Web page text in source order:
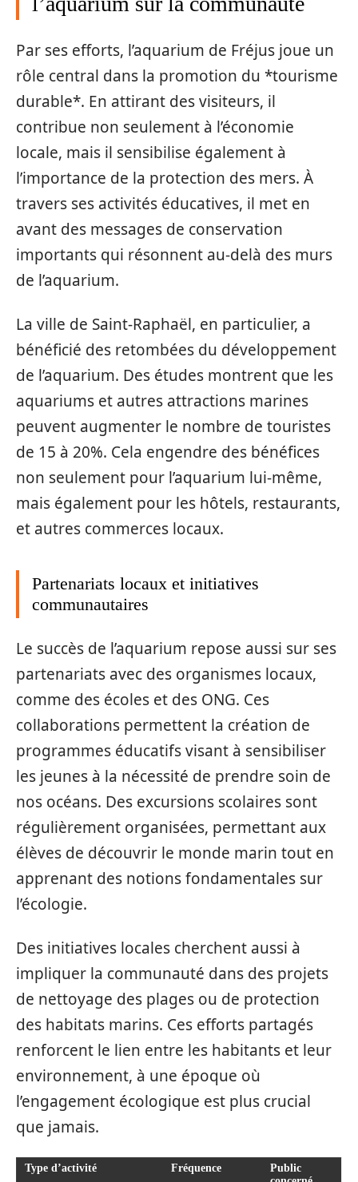
Par ses efforts, l’aquarium de Fréjus joue un
rôle central dans la promotion du *tourisme
durable*. En attirant des visiteurs, il
contribue non seulement à l’économie
locale, mais il sensibilise également à
l’importance de la protection des mers. À
travers ses activités éducatives, il met en
avant des messages de conservation
importants qui résonnent au-delà des murs
de l’aquarium.
La ville de Saint-Raphaël, en particulier, a
bénéficié des retombées du développement
de l’aquarium. Des études montrent que les
aquariums et autres attractions marines
peuvent augmenter le nombre de touristes
de 15 à 20%. Cela engendre des bénéfices
non seulement pour l’aquarium lui-même,
mais également pour les hôtels, restaurants,
et autres commerces locaux.
Partenariats locaux et initiatives
communautaires
Le succès de l’aquarium repose aussi sur ses
partenariats avec des organismes locaux,
comme des écoles et des ONG. Ces
collaborations permettent la création de
programmes éducatifs visant à sensibiliser
les jeunes à la nécessité de prendre soin de
nos océans. Des excursions scolaires sont
régulièrement organisées, permettant aux
élèves de découvrir le monde marin tout en
apprenant des notions fondamentales sur
l’écologie.
Des initiatives locales cherchent aussi à
impliquer la communauté dans des projets
de nettoyage des plages ou de protection
des habitats marins. Ces efforts partagés
renforcent le lien entre les habitants et leur
environnement, à une époque où
l’engagement écologique est plus crucial
que jamais.
Type d’activité Fréquence
Public